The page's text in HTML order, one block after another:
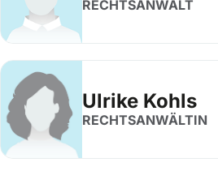
RECHTSANWALT
Ulrike Kohls
RECHTSANWÄLTIN